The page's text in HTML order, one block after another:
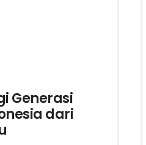
Generasi
dari